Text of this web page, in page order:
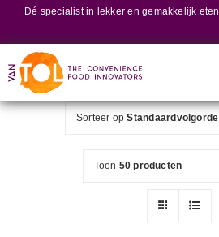
inhoud
Dé specialist in lekker en gemakkelijk eten
Sorteer opStandaardvolgorde
Toon 50 producten